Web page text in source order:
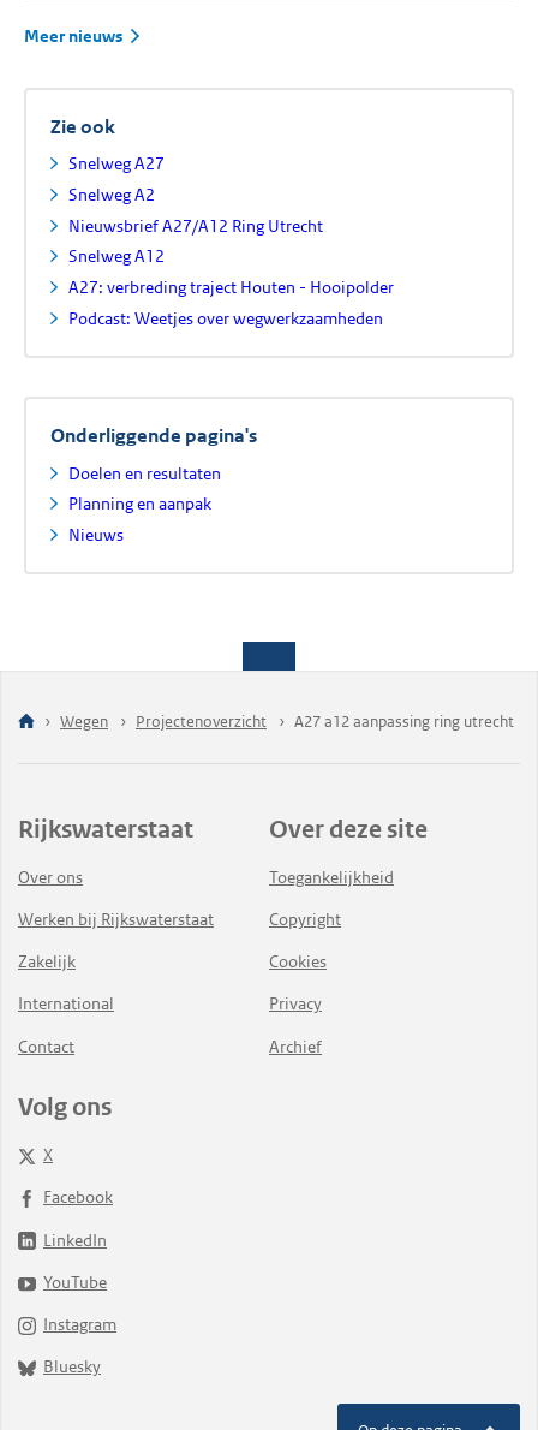
Meer nieuws
Zie ook
Snelweg A27
Snelweg A2
Nieuwsbrief A27/A12 Ring Utrecht
Snelweg A12
A27: verbreding traject Houten - Hooipolder
Podcast: Weetjes over wegwerkzaamheden
Onderliggende pagina's
Doelen en resultaten
Planning en aanpak
Nieuws
Wegen Projectenoverzicht A27 a12 aanpassing ring utrecht
Rijkswaterstaat
Over ons
Werken bij Rijkswaterstaat
Zakelijk
International
Contact
Over deze site
Toegankelijkheid
Copyright
Cookies
Privacy
Archief
Volg ons
X
Facebook
LinkedIn
YouTube
Instagram
Bluesky